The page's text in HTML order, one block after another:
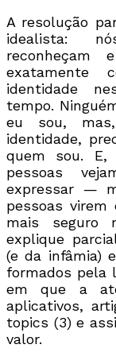
A resolução
idealista:
reconheçam
exatamente
identidade
tempo.
eu sou,
identidade,
quem sou.
pessoas
expressar —
pessoas virem
mais seguro
explique
(e da infâmia)
formados pela
em que a
aplicativos,
topics (3) e
valor.